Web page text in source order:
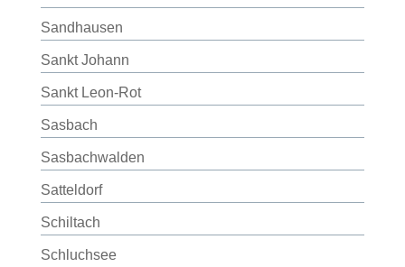
Sandhausen
Sankt Johann
Sankt Leon-Rot
Sasbach
Sasbachwalden
Satteldorf
Schiltach
Schluchsee